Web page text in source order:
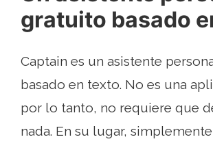
gratuito basado
Captain es un asistente
basado en texto. No es una
por lo tanto, no requiere que
nada. En su lugar, simplemente